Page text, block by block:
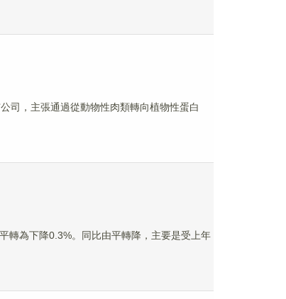
司，主張通過從動物性肉類轉向植物性蛋白
轉為下降0.3%。同比由平轉降，主要是受上年